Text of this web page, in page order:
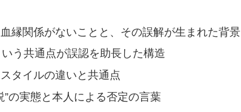
縁関係がないことと、その誤解が生まれた背景
う共通点が誤認を助長した構造
タイルの違いと共通点
”の実態と本人による否定の言葉